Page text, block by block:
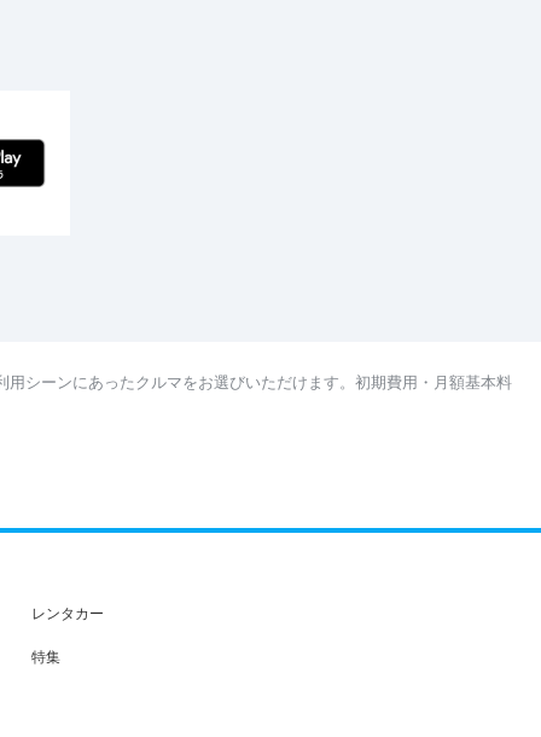
シーンにあったクルマをお選びいただけます。初期費用・月額基本料
レンタカー
特集